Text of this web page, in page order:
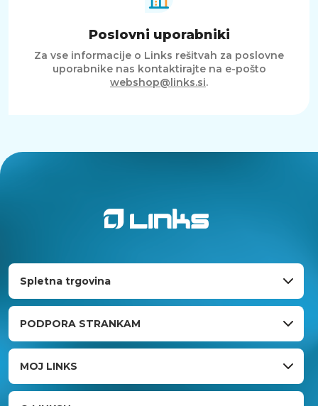
Poslovni uporabniki
Za vse informacije o Links rešitvah za poslovne
uporabnike nas kontaktirajte na e-pošto
webshop@links.si.
Spletna trgovina
PODPORA STRANKAM
MOJ LINKS